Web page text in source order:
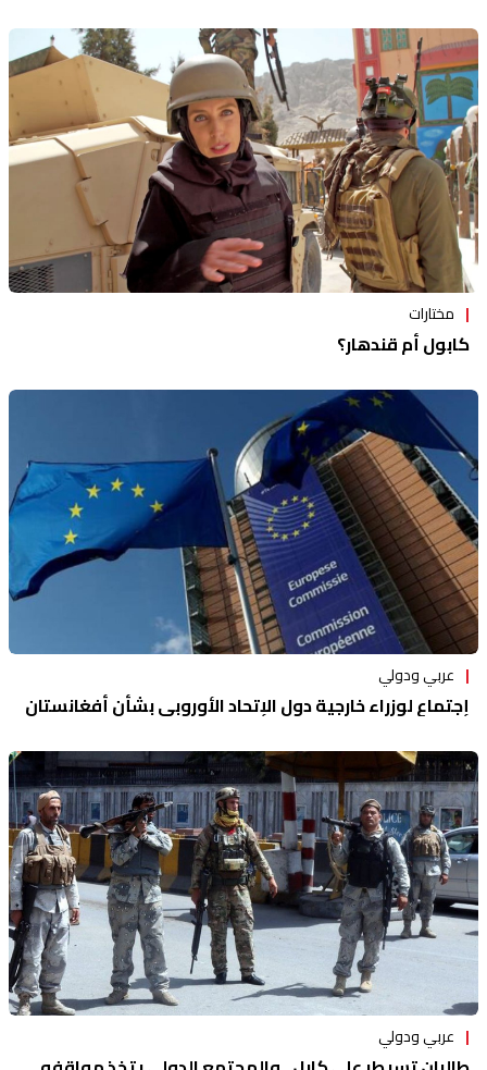
مختارات
كابول أم قندهار؟
عربي ودولي
إجتماع لوزراء خارجية دول الإتحاد الأوروبي بشأن أفغانستان
عربي ودولي